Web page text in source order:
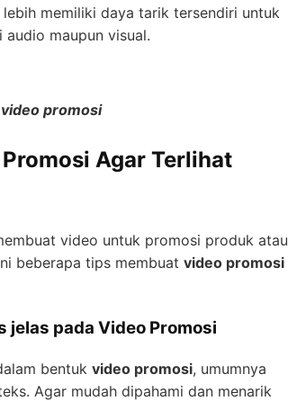
memiliki daya tarik tersendiri untuk
maupun visual.
promosi
Agar Terlihat
video untuk promosi produk atau
beberapa tips membuat video promosi
jelas pada Video Promosi
bentuk video promosi, umumnya
Agar mudah dipahami dan menarik